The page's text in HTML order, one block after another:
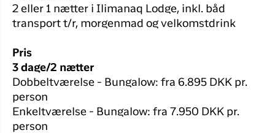
2 eller 1 nætter i Ilimanaq Lodge, inkl. båd
transport t/r, morgenmad og velkomstdrink
Pris
3 dage/2 nætter
Dobbeltværelse - Bungalow: fra 6.895 DKK pr.
person
Enkeltværelse - Bungalow: fra 7.950 DKK pr.
person